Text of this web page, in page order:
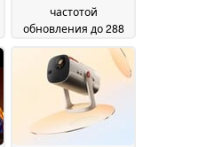
частотой
обновления до 288
Гц14 May 2026